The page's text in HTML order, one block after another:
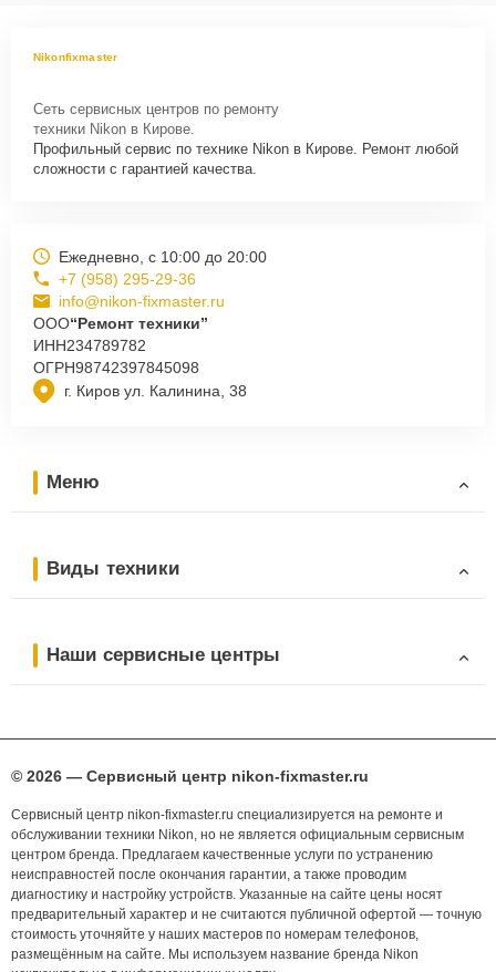
Nikonfixmaster
Сеть сервисных центров по ремонту
техники Nikon в Кирове.
Профильный сервис по технике Nikon в Кирове. Ремонт любой
сложности с гарантией качества.
г. Киров ул. Калинина, 38
Ежедневно, с 10:00 до 20:00
+7 (958) 295-29-36
info@nikon-fixmaster.ru
ООО“Ремонт техники”
ИНН234789782
ОГРН98742397845098
Меню
Виды техники
Наши сервисные центры
© 2026 — Сервисный центр nikon-fixmaster.ru
Сервисный центр nikon-fixmaster.ru специализируется на ремонте и
обслуживании техники Nikon, но не является официальным сервисным
центром бренда. Предлагаем качественные услуги по устранению
неисправностей после окончания гарантии, а также проводим
диагностику и настройку устройств. Указанные на сайте цены носят
предварительный характер и не считаются публичной офертой — точную
стоимость уточняйте у наших мастеров по номерам телефонов,
размещённым на сайте. Мы используем название бренда Nikon